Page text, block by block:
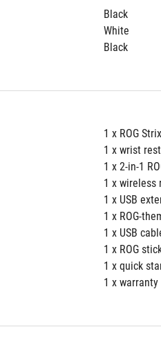
Black
White
Black
1 x ROG
1 x wrist rest
1 x 2-in-1
1 x wireless
1 x USB
1 x ROG-
1 x USB
1 x ROG
1 x quick
1 x